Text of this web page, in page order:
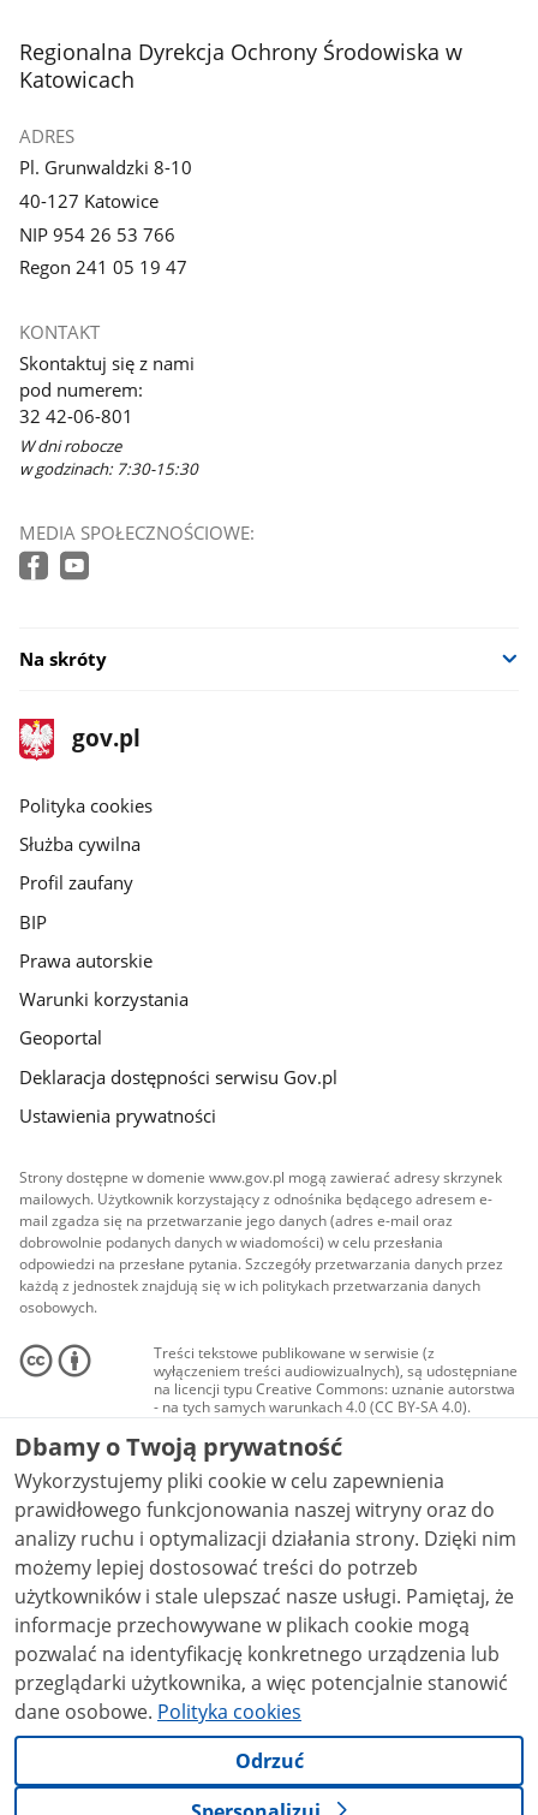
stopka
Regionalna Dyrekcja Ochrony Środowiska w
Katowicach
ADRES
Pl. Grunwaldzki 8-10
40-127 Katowice
NIP 954 26 53 766
Regon 241 05 19 47
KONTAKT
Skontaktuj się z nami
pod numerem:
32 42-06-801
W dni robocze
w godzinach: 7:30-15:30
MEDIA SPOŁECZNOŚCIOWE:
Na skróty
stopka
gov.pl
Strona
gov.pl
gov.pl
Polityka cookies
Służba cywilna
Profil zaufany
BIP
Prawa autorskie
Warunki korzystania
Geoportal
Deklaracja dostępności serwisu Gov.pl
Ustawienia prywatności
Strony dostępne w domenie www.gov.pl mogą zawierać adresy skrzynek
mailowych. Użytkownik korzystający z odnośnika będącego adresem e-
mail zgadza się na przetwarzanie jego danych (adres e-mail oraz
dobrowolnie podanych danych w wiadomości) w celu przesłania
odpowiedzi na przesłane pytania. Szczegóły przetwarzania danych przez
każdą z jednostek znajdują się w ich politykach przetwarzania danych
osobowych.
Treści tekstowe publikowane w serwisie (z
wyłączeniem treści audiowizualnych), są udostępniane
na licencji typu Creative Commons: uznanie autorstwa
- na tych samych warunkach 4.0 (CC BY-SA 4.0).
Materiały audiowizualne, w tym zdjęcia, materiały
audio i wideo, są udostępniane na licencji typu
Creative Commons: uznanie autorstwa użycie
niekomercyjne - bez utworów zależnych 4.0 (CC BY-
NC-ND 4.0), o ile nie jest to stwierdzone inaczej.
Dbamy o Twoją prywatność
Wykorzystujemy pliki cookie w celu zapewnienia
prawidłowego funkcjonowania naszej witryny oraz do
analizy ruchu i optymalizacji działania strony. Dzięki nim
możemy lepiej dostosować treści do potrzeb
użytkowników i stale ulepszać nasze usługi. Pamiętaj, że
informacje przechowywane w plikach cookie mogą
pozwalać na identyfikację konkretnego urządzenia lub
przeglądarki użytkownika, a więc potencjalnie stanowić
dane osobowe. Polityka cookies
Odrzuć